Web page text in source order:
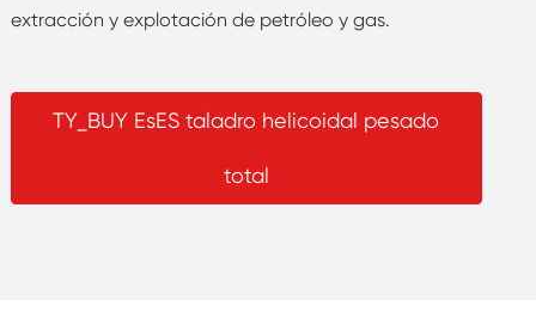
extracción y explotación de petróleo y gas.
TY_BUY EsES taladro helicoidal pesado
total